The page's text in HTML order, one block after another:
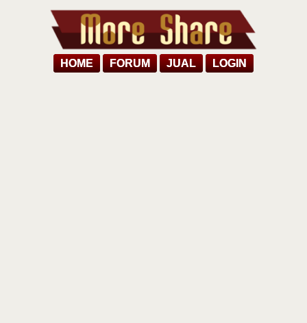
HOME FORUM JUAL LOGIN